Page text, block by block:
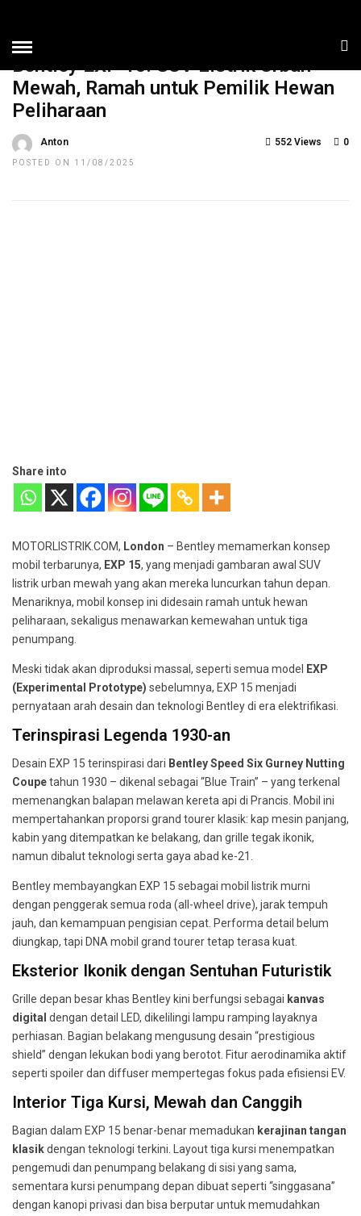
Bentley EXP 15: SUV Listrik Urban
Mewah, Ramah untuk Pemilik Hewan
Peliharaan
Anton
POSTED ON 11/08/2025
0
552 Views
Share into
MOTORLISTRIK.COM, London – Bentley memamerkan konsep
mobil terbarunya, EXP 15, yang menjadi gambaran awal SUV
listrik urban mewah yang akan mereka luncurkan tahun depan.
Menariknya, mobil konsep ini didesain ramah untuk hewan
peliharaan, sekaligus menawarkan kemewahan untuk tiga
penumpang.
Meski tidak akan diproduksi massal, seperti semua model
EXP
(Experimental Prototype) sebelumnya, EXP 15 menjadi
pernyataan arah desain dan teknologi Bentley di era elektrifikasi.
Terinspirasi Legenda 1930-an
Desain EXP 15 terinspirasi dari Bentley Speed Six Gurney Nutting
Coupetahun 1930 – dikenal sebagai “Blue Train” – yang terkenal
memenangkan balapan melawan kereta api di Prancis. Mobil ini
mempertahankan proporsi grand tourer klasik: kap mesin panjang,
kabin yang ditempatkan ke belakang, dan grille tegak ikonik,
namun dibalut teknologi serta gaya abad ke-21.
Bentley membayangkan EXP 15 sebagai mobil listrik murni
dengan penggerak semua roda (all-wheel drive), jarak tempuh
jauh, dan kemampuan pengisian cepat. Performa detail belum
diungkap, tapi DNA mobil grand tourer tetap terasa kuat.
Eksterior Ikonik dengan Sentuhan Futuristik
Grille depan besar khas Bentley kini berfungsi sebagai kanvas
digital dengan detail LED, dikelilingi lampu ramping layaknya
perhiasan. Bagian belakang mengusung desain “prestigious
shield” dengan lekukan bodi yang berotot. Fitur aerodinamika aktif
seperti spoiler dan diffuser mempertegas fokus pada efisiensi EV.
Interior Tiga Kursi, Mewah dan Canggih
Bagian dalam EXP 15 benar-benar memadukan kerajinan tangan
klasikdengan teknologi terkini. Layout tiga kursi menempatkan
pengemudi dan penumpang belakang di sisi yang sama,
sementara kursi penumpang depan dibuat seperti “singgasana”
dengan kanopi privasi dan bisa berputar untuk memudahkan